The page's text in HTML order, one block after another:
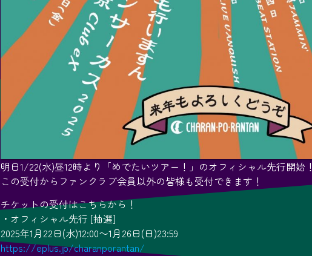
明日1/22(水)昼12時より「めでたいツアー！」のオフィシャル先行開始！
この受付からファンクラブ会員以外の皆様も受付できます！
チケットの受付はこちらから！
・オフィシャル先行 [抽選]
2025年1月22日(水)12:00〜1月26日(日)23:59
https://eplus.jp/charanporantan/